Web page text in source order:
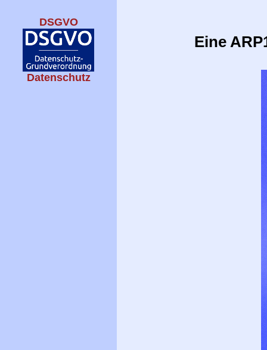
DSGVO
Datenschutz
Eine